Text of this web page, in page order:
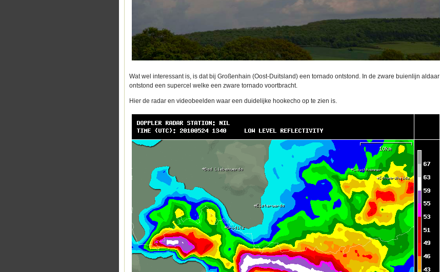
Wat wel interessant is, is dat bij Großenhain (Oost-Duitsland) een tornado ontstond. In de zware buienlijn aldaar
ontstond een supercel welke een zware tornado voortbracht.
Hier de radar en videobeelden waar een duidelijke hookecho op te zien is.